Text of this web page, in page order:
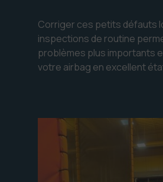
Corriger ces petits défauts
inspections de routine
problèmes plus importants
votre airbag en excellent